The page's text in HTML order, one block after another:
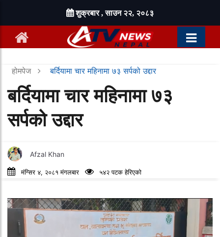
शुक्रबार , साउन २२, २०८३
होमपेज बर्दियामा चार महिनामा ७३ सर्पको उद्दार
बर्दियामा चार महिनामा ७३
सर्पको उद्दार
Afzal Khan
मंग्सिर ४, २०८१ मंगलबार ५४२ पटक हेरिएको